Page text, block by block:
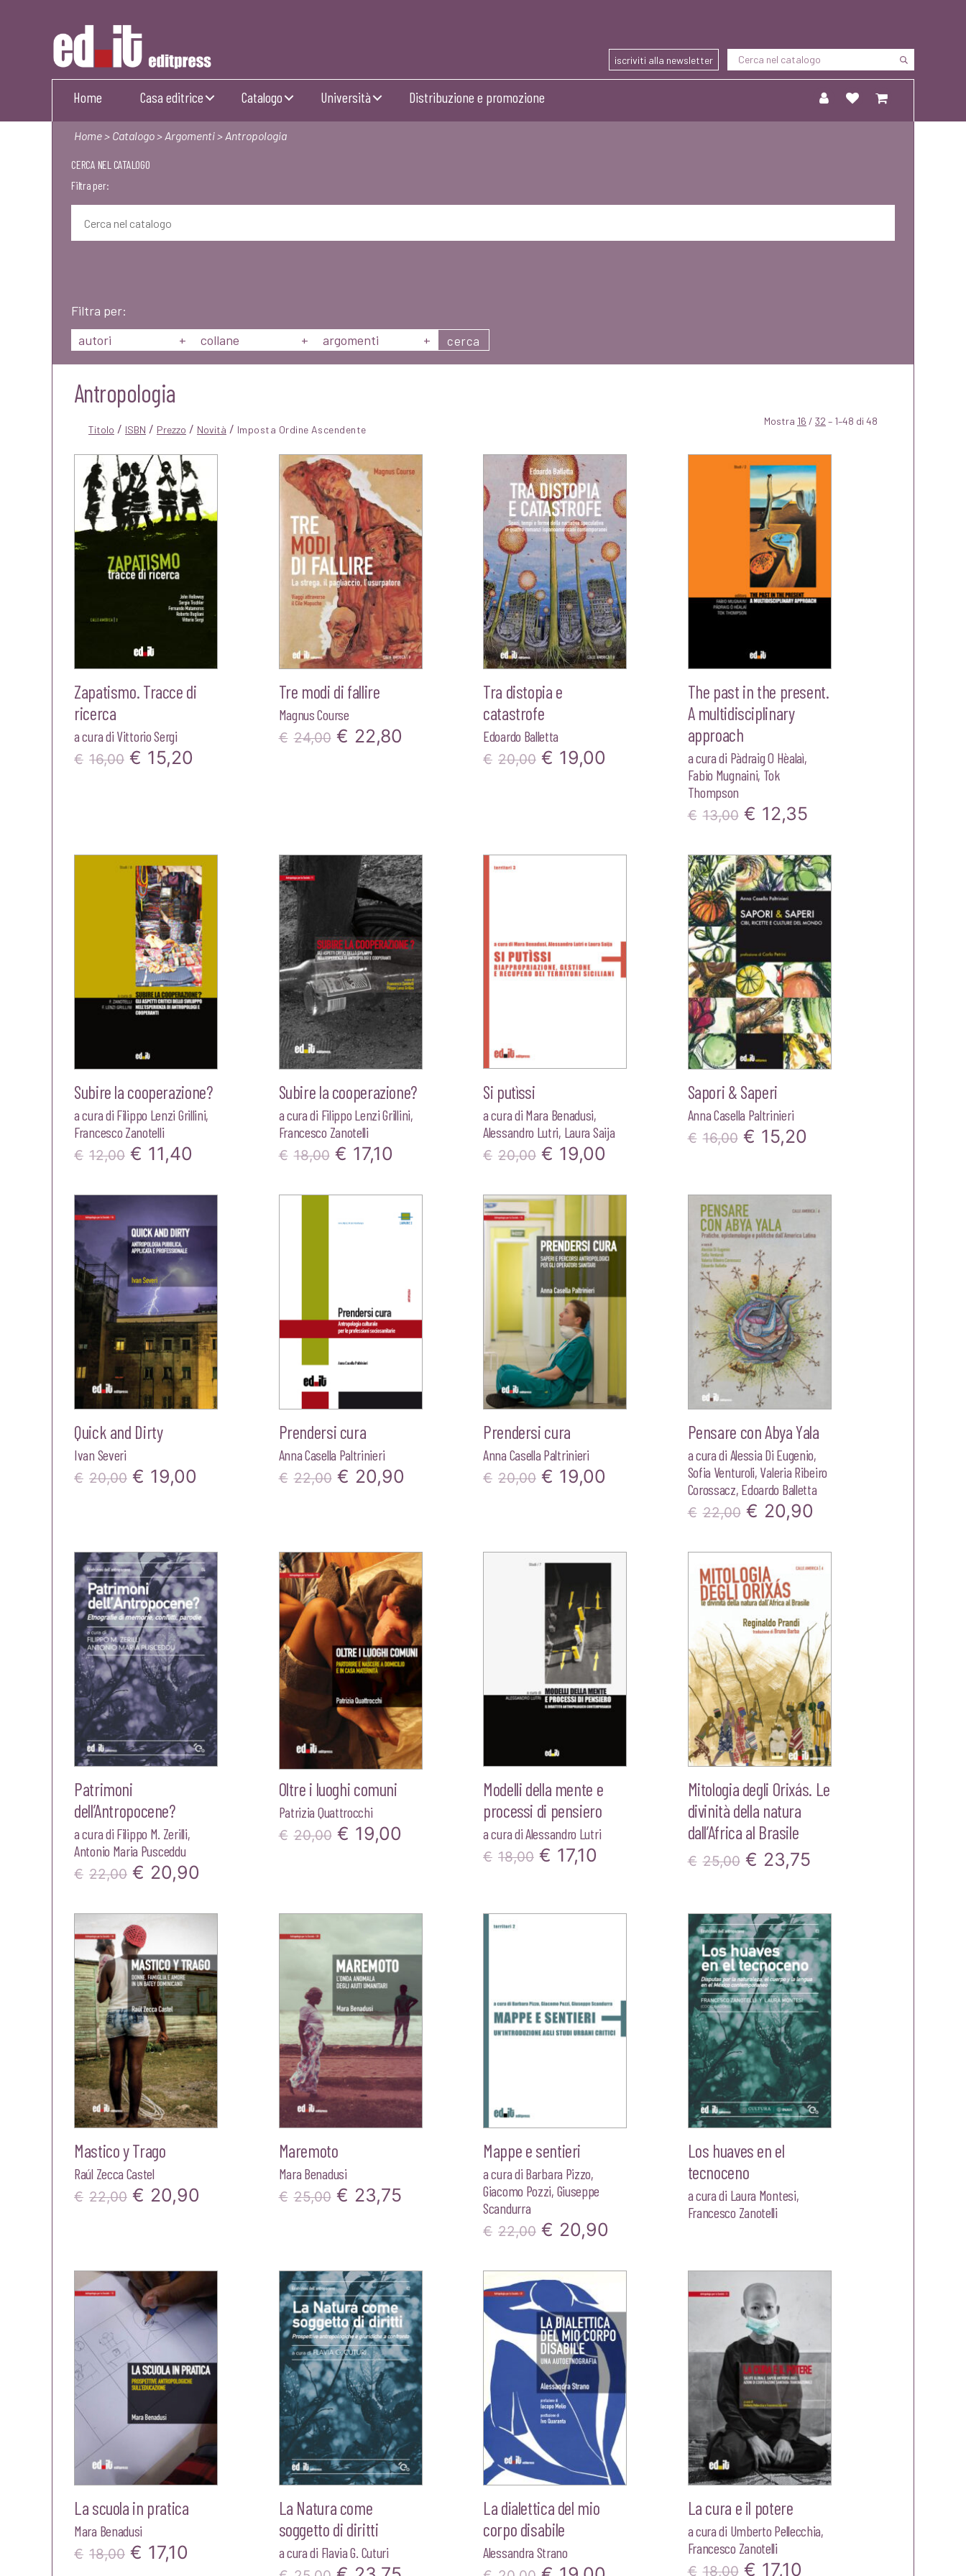
Editpress
iscriviti alla newsletter
Home Casa editrice Catalogo Università Distribuzione e promozione
Home> Catalogo> Argomenti> Antropologia
CERCA NEL CATALOGO
Filtra per:
Filtra per:
autori
+ collane + argomenti + cerca
Antropologia
Titolo / ISBN / Prezzo / Novità / Mostra 16 / 32 – 1–48 di 48
Zapatismo. Tracce di
ricerca
a cura di Vittorio Sergi
€ 16,00 Il
€16,00.
€ 15,20
€15,20.
Tre modi di fallire
Magnus Course
€ 24,00 Il
€ 22,80
Tra distopia e
catastrofe
Edoardo Balletta
€ 20,00 Il
€ 19,00
The past in the present.
A multidisciplinary
approach
a cura di Pàdraig O Hèalaì,
Fabio Mugnaini, Tok
Thompson
€ 13,00 Il
originale
era:
€13,00.
€ 12,35Il
attuale
è:
€12,35.
Subire la cooperazione?
a cura di Filippo Lenzi Grillini,
Francesco Zanotelli
€ 12,00 Il
originale
era:
€12,00.
€ 11,40
è:
€11,40.
Subire la cooperazione?
a cura di Filippo Lenzi Grillini,
Francesco Zanotelli
€ 18,00 Il
€ 17,10
Si putìssi
a cura di Mara Benadusi,
Alessandro Lutri, Laura Saija
€ 20,00 Il
originale
era:
€20,00.
€ 19,00
è:
€19,00.
Sapori & Saperi
Anna Casella Paltrinieri
€ 16,00 Il
originale
era:
€16,00.
€ 15,20
attuale
è:
€15,20.
Quick and Dirty
Ivan Severi
€ 20,00 Il
era:
€20,00.
€ 19,00
è:
€19,00.
Prendersi cura
Anna Casella Paltrinieri
€ 22,00 Il
era:
€22,00.
€ 20,90
è:
€20,90.
Prendersi cura
Anna Casella Paltrinieri
€ 20,00 Il
era:
€20,00.
€ 19,00
è:
Pensare con Abya Yala
a cura di Alessia Di Eugenio,
Sofia Venturoli, Valeria Ribeiro
Corossacz, Edoardo Balletta
€ 22,00 Il
originale
era:
€22,00.
€ 20,90
attuale
€20,90.
Patrimoni
dell’Antropocene?
a cura di Filippo M. Zerilli,
Antonio Maria Pusceddu
€ 22,00 Il
originale
era:
€22,00.
€ 20,90
è:
€20,90.
Oltre i luoghi comuni
Patrizia Quattrocchi
€ 20,00 Il
era:
€ 19,00
è:
Modelli della mente e
processi di pensiero
a cura diAlessandro Lutri
€ 18,00 Il
originale
€ 17,10
attuale
Mitologia degli Orixás. Le
divinità della natura
dall’Africa al Brasile
€ 25,00 Il
originale
era:
€25,00.
€ 23,75Il
attuale
è:
€23,75.
Mastico y Trago
Raúl Zecca Castel
€ 22,00 Il
era:
€22,00.
€ 20,90
è:
€20,90.
Maremoto
Mara Benadusi
€ 25,00 Il
era:
€25,00.
€ 23,75Il
è:
€23,75.
Mappe e sentieri
a cura di Barbara Pizzo,
Giacomo Pozzi, Giuseppe
Scandurra
€ 22,00 Il
originale
era:
€22,00.
€ 20,90
è:
€20,90.
Los huaves en el
tecnoceno
a cura di Laura Montesi,
Francesco Zanotelli
La scuola in pratica
Mara Benadusi
€ 18,00 Il
€ 17,10
La Natura come
soggetto di diritti
a cura di Flavia G. Cuturi
La dialettica del mio
corpo disabile
Alessandra Strano
La cura e il potere
a cura di Umberto Pellecchia,
Francesco Zanotelli
€ 18,00 Il
€ 17,10